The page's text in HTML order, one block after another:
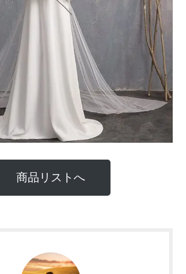
商品リストへ